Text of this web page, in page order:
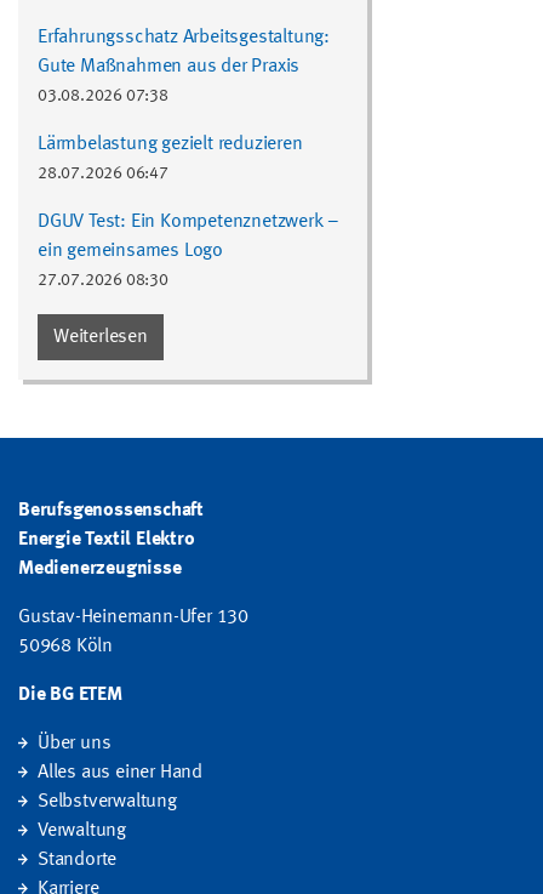
Erfahrungsschatz Arbeitsgestaltung:
Gute Maßnahmen aus der Praxis
03.08.2026 07:38
Lärmbelastung gezielt reduzieren
28.07.2026 06:47
DGUV Test: Ein Kompetenznetzwerk –
ein gemeinsames Logo
27.07.2026 08:30
Weiterlesen
Berufsgenossenschaft
Energie Textil Elektro
Medienerzeugnisse
Gustav-Heinemann-Ufer 130
50968 Köln
Die BG ETEM
Über uns
Alles aus einer Hand
Selbstverwaltung
Verwaltung
Standorte
Karriere